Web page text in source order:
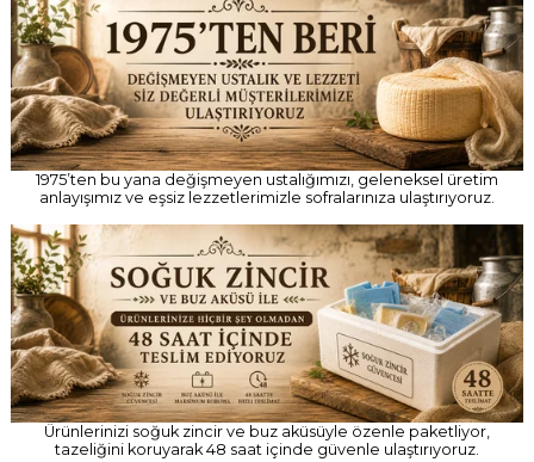
1975’ten bu yana değişmeyen ustalığımızı, geleneksel üretim
anlayışımız ve eşsiz lezzetlerimizle sofralarınıza ulaştırıyoruz.
Ürünlerinizi soğuk zincir ve buz aküsüyle özenle paketliyor,
tazeliğini koruyarak 48 saat içinde güvenle ulaştırıyoruz.